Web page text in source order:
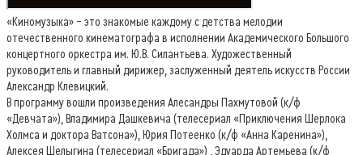
«Киномузыка» – это знакомые каждому с детства мелодии
отечественного кинематографа в исполнении Академического Большого
концертного оркестра им. Ю.В. Силантьева. Художественный
руководитель и главный дирижер, заслуженный деятель искусств России
Александр Клевицкий.
В программу вошли произведения Алесандры Пахмутовой (к/ф
«Девчата»), Владимира Дашкевича (телесериал «Приключения Шерлока
Холмса и доктора Ватсона»), Юрия Потеенко (к/ф «Анна Каренина»),
Алексея Шелыгина (телесериал «Бригада») , Эдуарда Артемьева (к/ф